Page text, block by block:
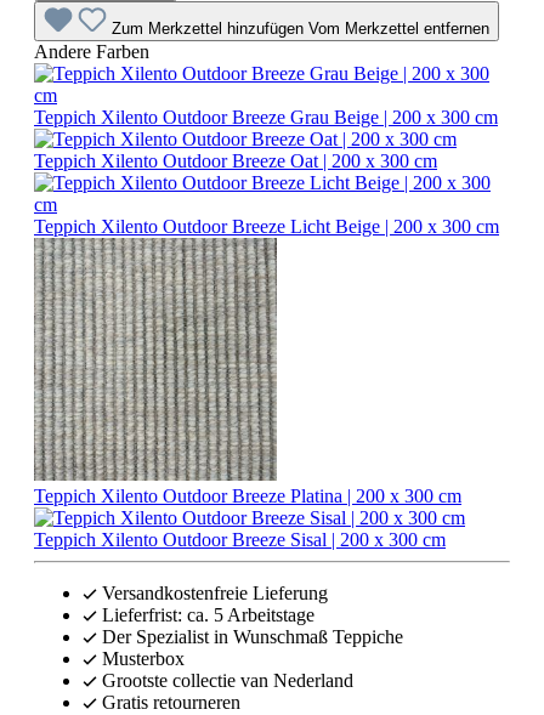
Zum Merkzettel hinzufügen Vom Merkzettel entfernen
Andere Farben
Teppich Xilento Outdoor Breeze Grau Beige | 200 x 300 cm
Teppich Xilento Outdoor Breeze Oat | 200 x 300 cm
Teppich Xilento Outdoor Breeze Licht Beige | 200 x 300 cm
Teppich Xilento Outdoor Breeze Platina | 200 x 300 cm
Teppich Xilento Outdoor Breeze Sisal | 200 x 300 cm
Versandkostenfreie Lieferung
Lieferfrist: ca. 5 Arbeitstage
Der Spezialist in Wunschmaß Teppiche
Musterbox
Grootste collectie van Nederland
Gratis retourneren